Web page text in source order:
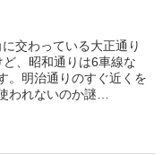
交わっている大正通り
、昭和通りは6車線な
。明治通りのすぐ近くを
われないのか謎…